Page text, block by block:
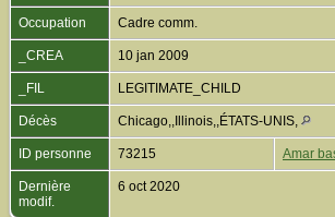
Occupation Cadre comm.
_CREA 10 jan 2009
_FIL LEGITIMATE_CHILD
Décès Chicago,,Illinois,,ÉTATS-UNIS,
ID personne 73215 Amar
Dernière
modif.
6 oct 2020